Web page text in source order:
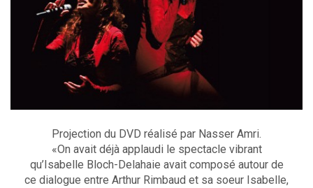
Projection du DVD réalisé par Nasser Amri.
«On avait déjà applaudi le spectacle vibrant
qu’Isabelle Bloch-Delahaie avait composé autour de
ce dialogue entre Arthur Rimbaud et sa soeur Isabelle,